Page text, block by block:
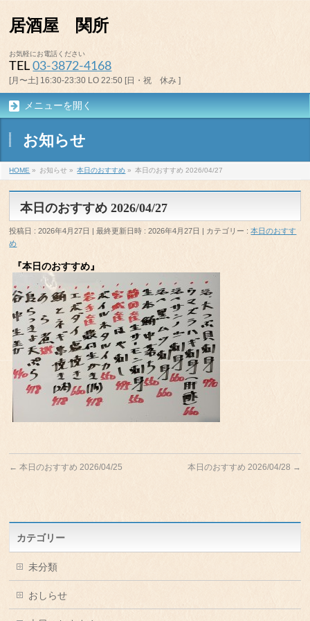
居酒屋 関所
お気軽にお電話ください
TEL03-3872-4168
[月〜土] 16:30-23:30 LO 22:50 [日・祝 休み ]
メニューを開く
お知らせ
HOME » お知らせ » 本日のおすすめ » 本日のおすすめ 2026/04/27
本日のおすすめ 2026/04/27
投稿日 : 2026年4月27日 最終更新日時 : 2026年4月27日 カテゴリー :本日のおすす
め
『本日のおすすめ』
← 本日のおすすめ 2026/04/25 本日のおすすめ 2026/04/28 →
カテゴリー
未分類
おしらせ